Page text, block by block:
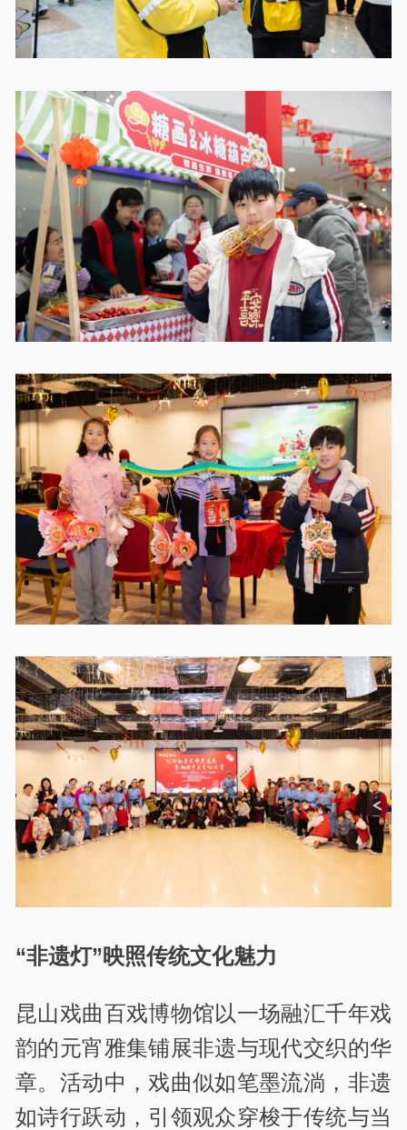
“非遗灯”映照传统文化魅力
昆山戏曲百戏博物馆以一场融汇千年戏
韵的元宵雅集铺展非遗与现代交织的华
章。活动中，戏曲似如笔墨流淌，非遗
如诗行跃动，引领观众穿梭于传统与当